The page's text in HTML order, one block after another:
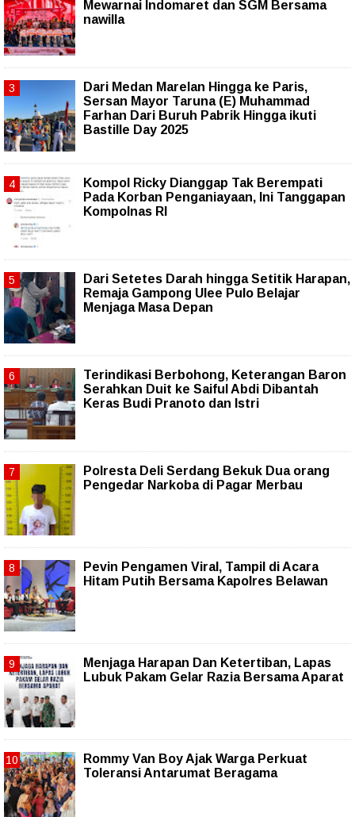
Mewarnai Indomaret dan SGM Bersama
nawilla
‎Dari Medan Marelan Hingga ke Paris,
Sersan Mayor Taruna (E) Muhammad
Farhan Dari Buruh Pabrik Hingga ikuti
Bastille Day 2025
Kompol Ricky Dianggap Tak Berempati
Pada Korban Penganiayaan, Ini Tanggapan
Kompolnas RI
Dari Setetes Darah hingga Setitik Harapan,
Remaja Gampong Ulee Pulo Belajar
Menjaga Masa Depan
Terindikasi Berbohong, Keterangan Baron
Serahkan Duit ke Saiful Abdi Dibantah
Keras Budi Pranoto dan Istri
Polresta Deli Serdang Bekuk Dua orang
Pengedar Narkoba di Pagar Merbau
Pevin Pengamen Viral, Tampil di Acara
Hitam Putih Bersama Kapolres Belawan
Menjaga Harapan Dan Ketertiban, Lapas
Lubuk Pakam Gelar Razia Bersama Aparat
Rommy Van Boy Ajak Warga Perkuat
Toleransi Antarumat Beragama